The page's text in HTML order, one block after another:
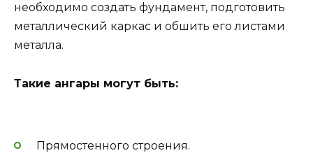
необходимо создать фундамент, подготовить
металлический каркас и обшить его листами
металла.
Такие ангары могут быть:
Прямостенного строения.